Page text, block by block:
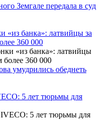
Земгале передала в суд
«из банка»: латвийцы за
360 000
умудрились обеднеть
5 лет тюрьмы для